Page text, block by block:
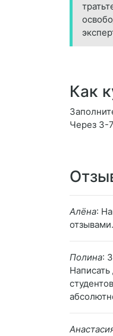
Как
Через 3-
Алёна:
Полина: